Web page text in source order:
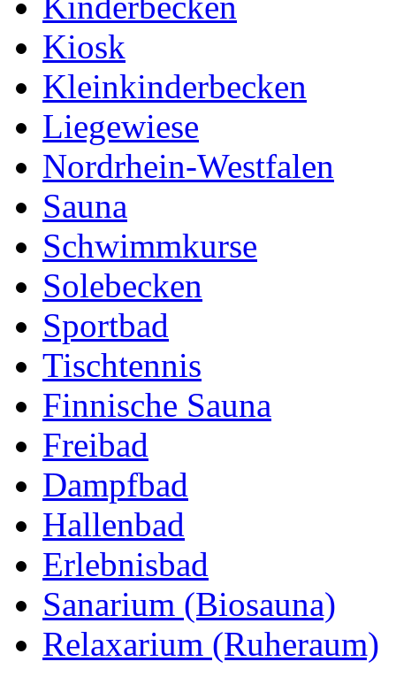
Kiosk
Kleinkinderbecken
Liegewiese
Nordrhein-Westfalen
Sauna
Schwimmkurse
Solebecken
Sportbad
Tischtennis
Finnische Sauna
Freibad
Dampfbad
Hallenbad
Erlebnisbad
Sanarium (Biosauna)
Relaxarium (Ruheraum)